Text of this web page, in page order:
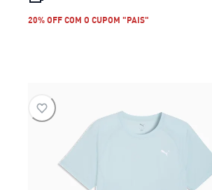
20% OFF COM O CUPOM "PAIS"